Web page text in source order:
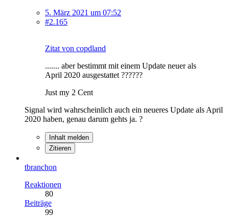
5. März 2021 um 07:52
#2.165
Zitat von copdland
....... aber bestimmt mit einem Update neuer als
April 2020 ausgestattet ??????
Just my 2 Cent
Signal wird wahrscheinlich auch ein neueres Update als April
2020 haben, genau darum gehts ja. ?
Inhalt melden
Zitieren
tbranchon
Reaktionen
80
Beiträge
99